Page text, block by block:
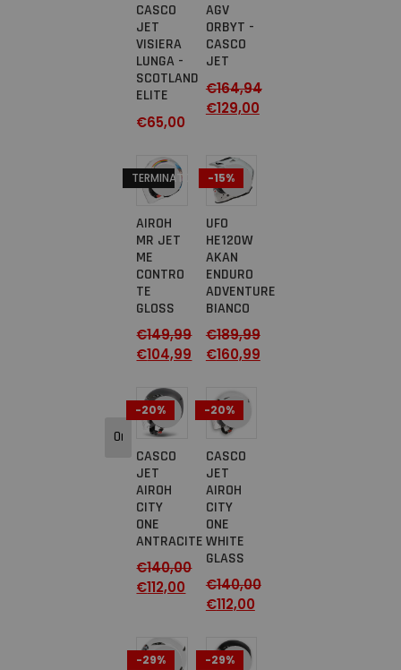
CASCO
JET
VISIERA
LUNGA -
SCOTLAND
ELITE
€65,00
AGV
ORBYT -
CASCO
JET
€164,94
€129,00
TERMINATO
AIROH
MR JET
ME
CONTRO
TE
GLOSS
€149,99
€104,99
-15%
UFO
HE120W
AKAN
ENDURO
ADVENTURE
BIANCO
€189,99
€160,99
-20%
CASCO
JET
AIROH
CITY
ONE
ANTRACITE
€140,00
€112,00
-20%
CASCO
JET
AIROH
CITY
ONE
WHITE
GLASS
€140,00
€112,00
-29% -29%